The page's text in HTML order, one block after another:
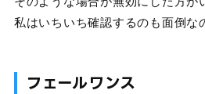
私はいちいち確認するのも面倒な
フェールワンス